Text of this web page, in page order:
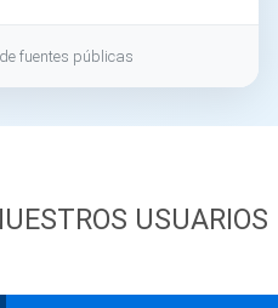
fuentes públicas
USUARIOS